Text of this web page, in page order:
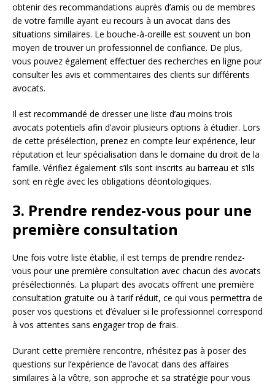
obtenir des recommandations auprès d’amis ou de membres
de votre famille ayant eu recours à un avocat dans des
situations similaires. Le bouche-à-oreille est souvent un bon
moyen de trouver un professionnel de confiance. De plus,
vous pouvez également effectuer des recherches en ligne pour
consulter les avis et commentaires des clients sur différents
avocats.
Il est recommandé de dresser une liste d’au moins trois
avocats potentiels afin d’avoir plusieurs options à étudier. Lors
de cette présélection, prenez en compte leur expérience, leur
réputation et leur spécialisation dans le domaine du droit de la
famille. Vérifiez également s’ils sont inscrits au barreau et s’ils
sont en règle avec les obligations déontologiques.
3. Prendre rendez-vous pour une
première consultation
Une fois votre liste établie, il est temps de prendre rendez-
vous pour une première consultation avec chacun des avocats
présélectionnés. La plupart des avocats offrent une première
consultation gratuite ou à tarif réduit, ce qui vous permettra de
poser vos questions et d’évaluer si le professionnel correspond
à vos attentes sans engager trop de frais.
Durant cette première rencontre, n’hésitez pas à poser des
questions sur l’expérience de l’avocat dans des affaires
similaires à la vôtre, son approche et sa stratégie pour vous